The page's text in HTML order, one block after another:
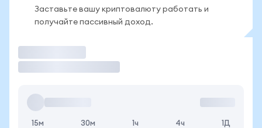
Заставьте вашу криптовалюту работать и
получайте пассивный доход.
15м 30м 1ч 4ч 1Д